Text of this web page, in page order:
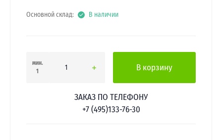
Основной склад: В наличии
мин.
1
В корзину
ЗАКАЗ ПО ТЕЛЕФОНУ
+7 (495)133-76-30